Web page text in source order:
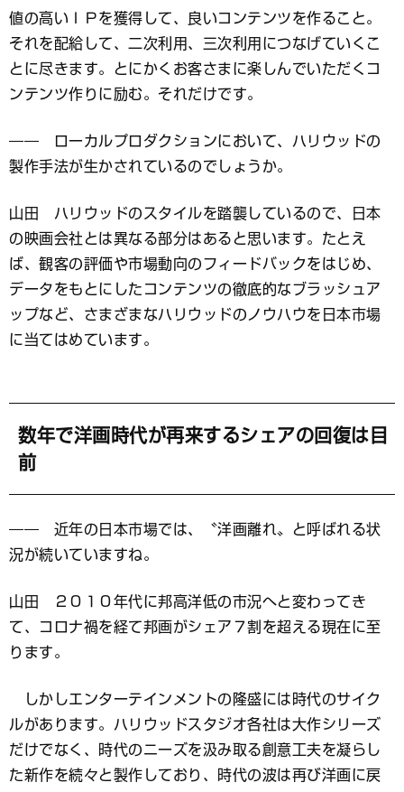
値の高いＩＰを獲得して、良いコンテンツを作ること。
それを配給して、二次利用、三次利用につなげていくこ
とに尽きます。とにかくお客さまに楽しんでいただくコ
ンテンツ作りに励む。それだけです。
―― ローカルプロダクションにおいて、ハリウッドの
製作手法が生かされているのでしょうか。
山田 ハリウッドのスタイルを踏襲しているので、日本
の映画会社とは異なる部分はあると思います。たとえ
ば、観客の評価や市場動向のフィードバックをはじめ、
データをもとにしたコンテンツの徹底的なブラッシュア
ップなど、さまざまなハリウッドのノウハウを日本市場
に当てはめています。
数年で洋画時代が再来するシェアの回復は目
前
―― 近年の日本市場では、〝洋画離れ〟と呼ばれる状
況が続いていますね。
山田 ２０１０年代に邦高洋低の市況へと変わってき
て、コロナ禍を経て邦画がシェア７割を超える現在に至
ります。
しかしエンターテインメントの隆盛には時代のサイク
ルがあります。ハリウッドスタジオ各社は大作シリーズ
だけでなく、時代のニーズを汲み取る創意工夫を凝らし
た新作を続々と製作しており、時代の波は再び洋画に戻